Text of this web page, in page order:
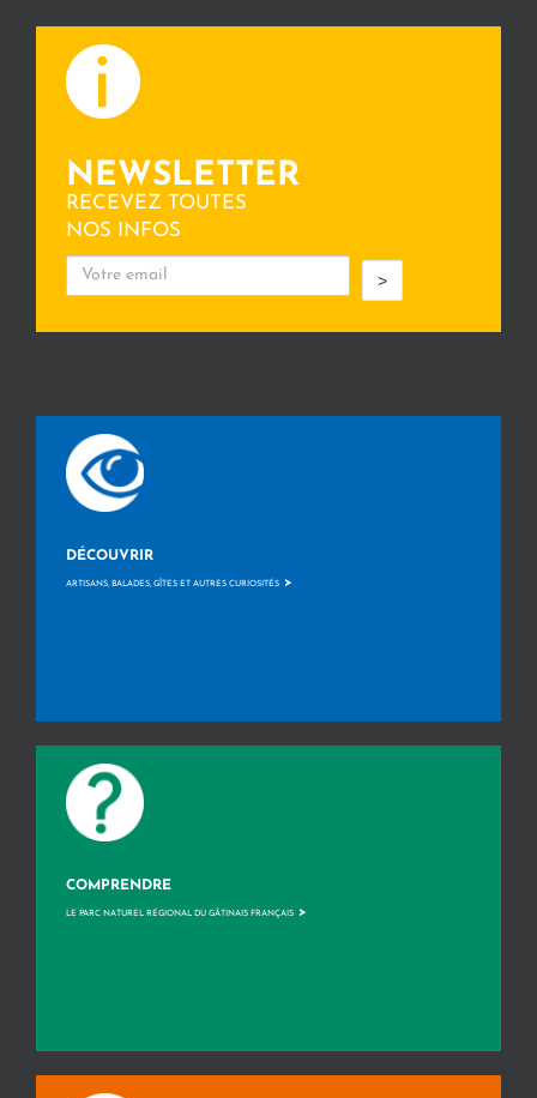
NEWSLETTER
RECEVEZ TOUTES
NOS INFOS
>
DÉCOUVRIR
ARTISANS, BALADES, GÎTES ET AUTRES CURIOSITÉS >
COMPRENDRE
LE PARC NATUREL RÉGIONAL DU GÂTINAIS FRANÇAIS >